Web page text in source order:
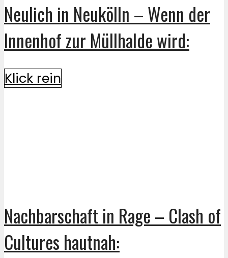
Neulich in Neukölln – Wenn der
Innenhof zur Müllhalde wird:
Klick rein
Nachbarschaft in Rage – Clash of
Cultures hautnah: